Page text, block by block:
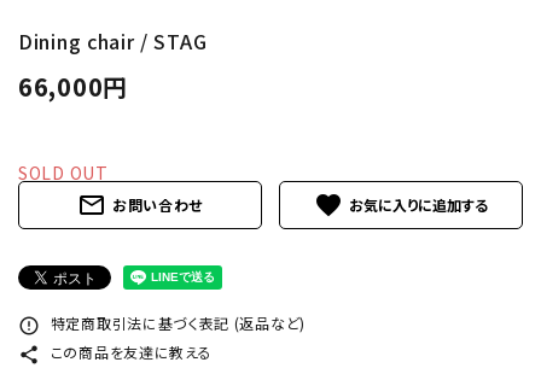
ようこそ ゲスト 様
Dining chair / STAG
66,000円
SOLD OUT
mail_outline お問い合わせ favorite
error_outline 特定商取引法に基づく表記 (返品など)
share この商品を友達に教える